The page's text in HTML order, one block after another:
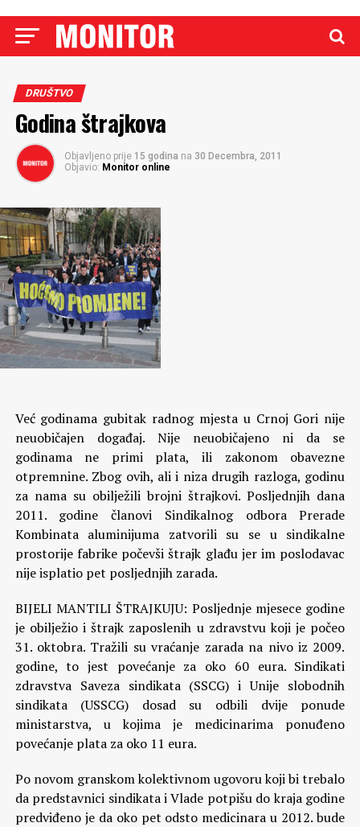
DRUŠTVO
Godina štrajkova
Objavljeno prije 15 godina na 30 Decembra, 2011
Objavio: Monitor online
Već godinama gubitak radnog mjesta u Crnoj Gori nije
neuobičajen događaj. Nije neuobičajeno ni da se
godinama ne primi plata, ili zakonom obavezne
otpremnine. Zbog ovih, ali i niza drugih razloga, godinu
za nama su obilježili brojni štrajkovi.Posljednjih dana
2011. godine članovi Sindikalnog odbora Prerade
Kombinata aluminijuma zatvorili su se u sindikalne
prostorije fabrike počevši štrajk glađu jer im poslodavac
nije isplatio pet posljednjih zarada.
BIJELI MANTILI ŠTRAJKUJU: Posljednje mjesece godine
je obilježio i štrajk zaposlenih u zdravstvu koji je počeo
31. oktobra. Tražili su vraćanje zarada na nivo iz 2009.
godine, to jest povećanje za oko 60 eura. Sindikati
zdravstva Saveza sindikata (SSCG) i Unije slobodnih
sindikata (USSCG) dosad su odbili dvije ponude
ministarstva, u kojima je medicinarima ponuđeno
povećanje plata za oko 11 eura.
Po novom granskom kolektivnom ugovoru koji bi trebalo
da predstavnici sindikata i Vlade potpišu do kraja godine
predviđeno je da oko pet odsto medicinara u 2012. bude